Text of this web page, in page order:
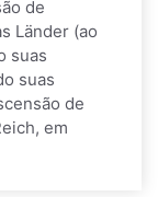
de
Länder (ao
suas
suas
de
em